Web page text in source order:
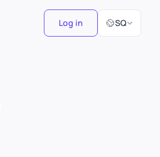
Log in SQ
Zgjidh Gjuhën